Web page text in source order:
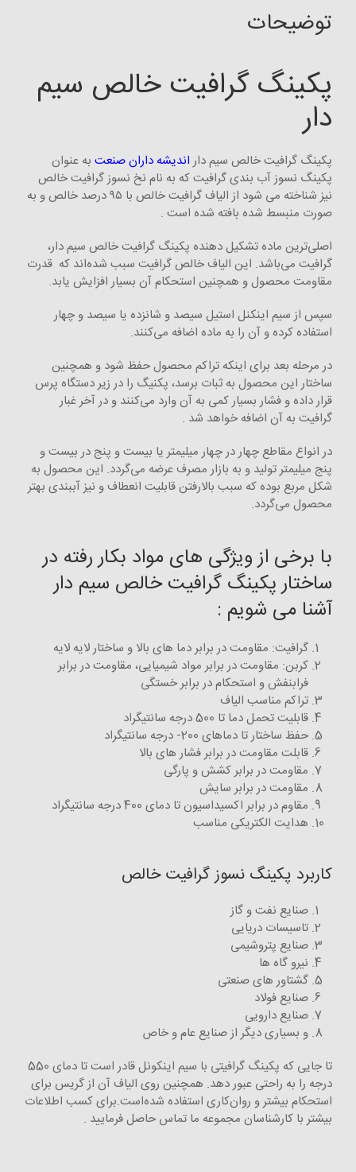
توضیحات
پکینگ گرافیت خالص سیم
دار
پکینگ گرافیت خالص سیم داراندیشه داران صنعت به عنوان
پکینگ نسوز آب بندی گرافیت که به نام نخ نسوز گرافیت خالص
نیز شناخته می شود از الیاف گرافیت خالص با ۹۵ درصد خالص و به
صورت منبسط شده بافته شده است .
اصلی‌ترین ماده تشکیل دهنده پکینگ گرافیت خالص سیم دار،
گرافیت می‌باشد. این الیاف خالص گرافیت سبب شده‌اند که قدرت
مقاومت محصول و همچنین استحکام آن بسیار افزایش یابد.
سپس از سیم اینکنل استیل سیصد و شانزده یا سیصد و چهار
استفاده کرده و آن را به ماده اضافه می‌کنند.
در مرحله بعد برای اینکه تراکم محصول حفظ شود و همچنین
ساختار این محصول به ثبات برسد، پکنیگ را در زیر دستگاه پرس
قرار داده و فشار بسیار کمی به آن وارد می‌کنند و در آخر غبار
گرافیت به آن اضافه خواهد شد .
در انواع مقاطع چهار در چهار میلیمتر یا بیست و پنج در بیست و
پنج میلیمتر تولید و به بازار مصرف عرضه می‌گردد. این محصول به
شکل مربع بوده که سبب بالارفتن قابلیت انعطاف و نیز آببندی بهتر
محصول می‌گردد.
با برخی از ویژگی های مواد بکار رفته در
ساختار پکینگ گرافیت خالص سیم دار
آشنا می شویم :
گرافیت: مقاومت در برابر دما های بالا و ساختار لایه لایه
کربن: مقاومت در برابر مواد شیمیایی، مقاومت در برابر
فرابنفش و استحکام در برابر خستگی
تراکم مناسب الیاف
قابلیت تحمل دما تا 500 درجه سانتیگراد
حفظ ساختار تا دماهای 200- درجه سانتیگراد
قابلت مقاومت در برابر فشار های بالا
مقاومت در برابر کشش و پارگی
مقاومت در برابر سایش
مقاوم در برابر اکسیداسیون تا دمای 400 درجه سانتیگراد
هدایت الکتریکی مناسب
کاربرد پکینگ نسوز گرافیت خالص
صنایع نفت و گاز
تاسیسات دریایی
صنایع پتروشیمی
نیرو گاه ها
گشتاور های صنعتی
صنایع فولاد
صنایع دارویی
و بسیاری دیگر از صنایع عام و خاص
تا جایی که پکینگ گرافیتی با سیم اینکونل قادر است تا دمای 550
درجه را به راحتی عبور دهد. همچنین روی الیاف آن از گریس برای
استحکام بیشتر و روان‌کاری استفاده شده‌است.برای کسب اطلاعات
بیشتر با کارشناسان مجموعه ما تماس حاصل فرمایید .